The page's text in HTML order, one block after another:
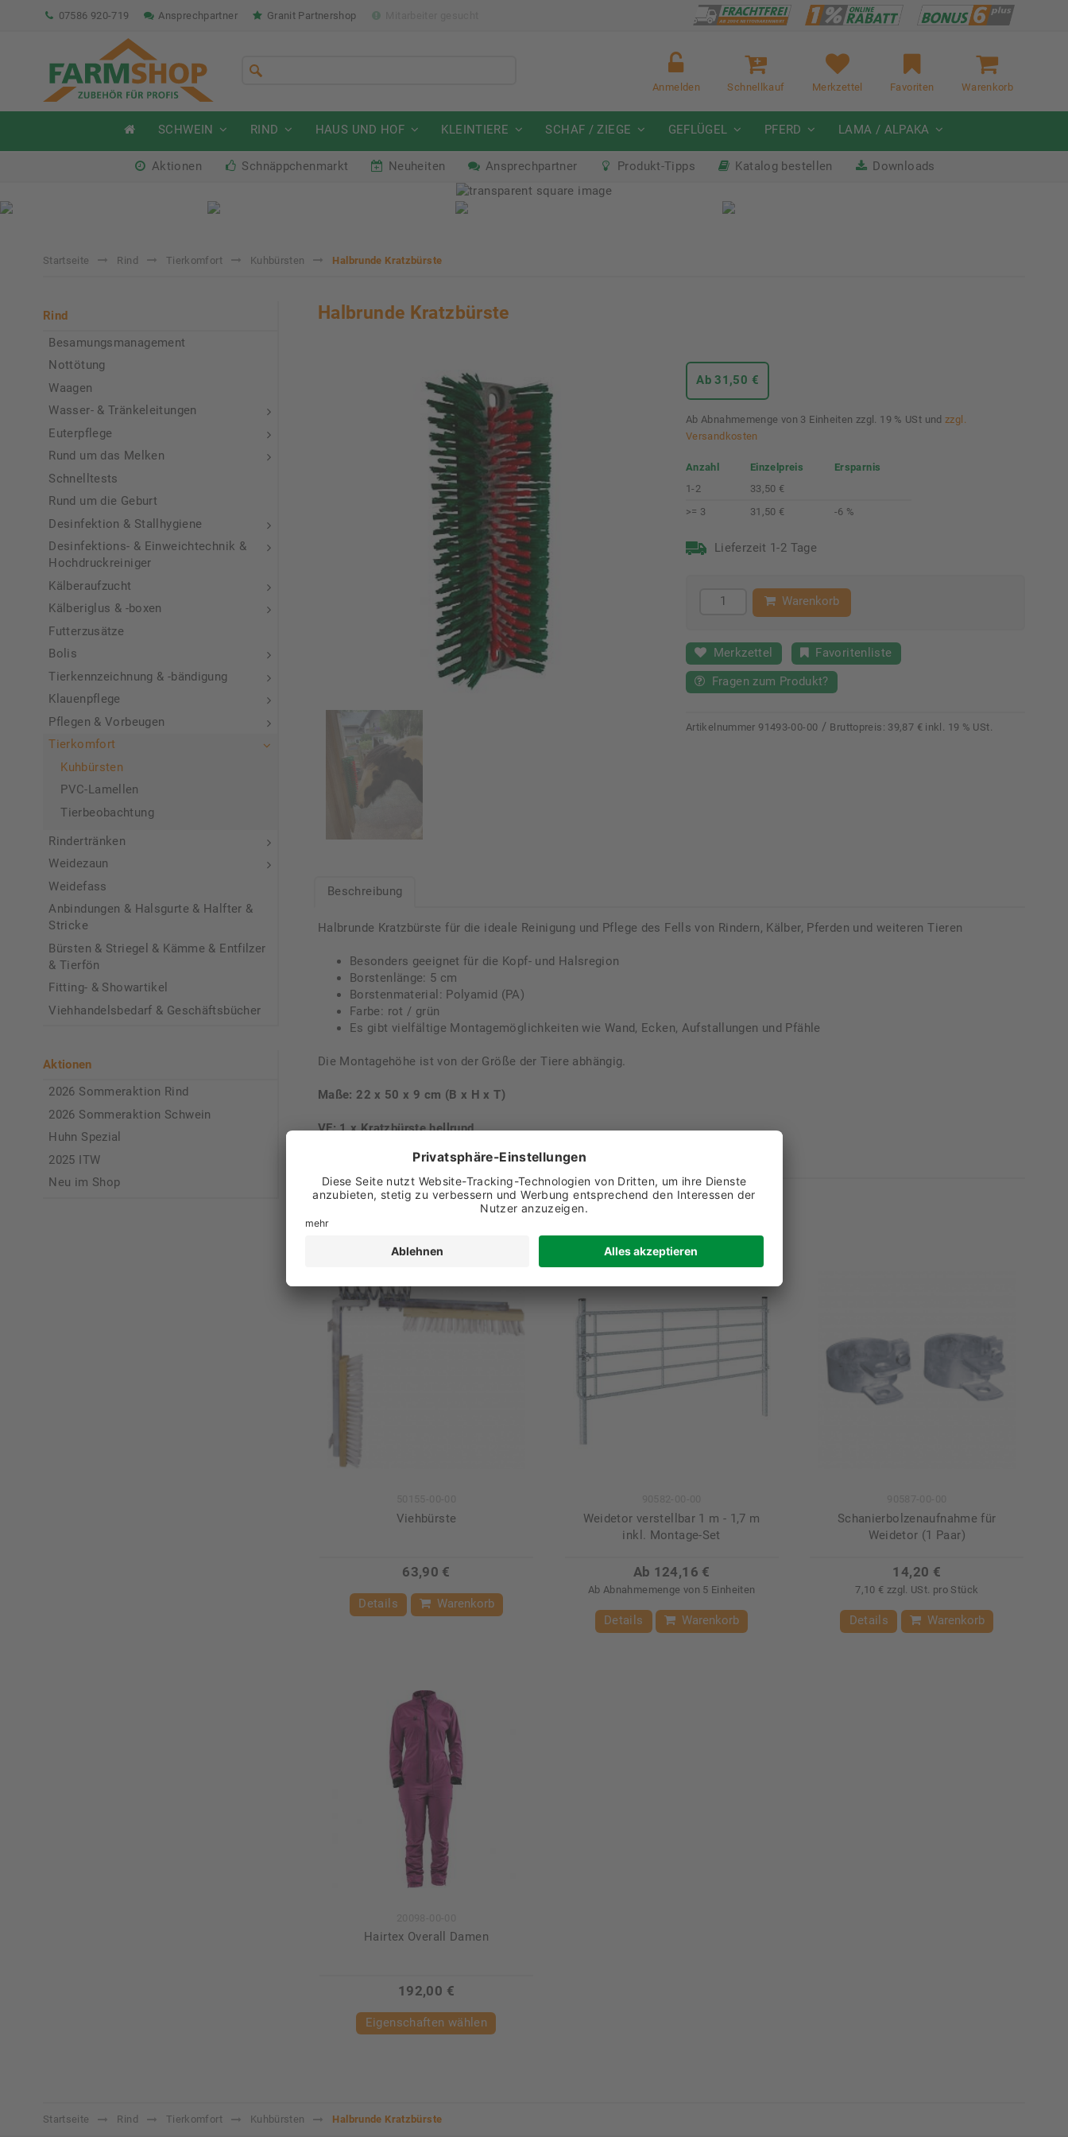
07586 920-719 Ansprechpartner Granit Partnershop
Anmelden Schnellkauf Merkzettel Favoriten Warenkorb
SCHWEIN RIND HAUS UND HOF KLEINTIERE SCHAF / ZIEGE GEFLÜGEL PFERD LAMA / ALPAKA
Aktionen Schnäppchenmarkt Neuheiten Ansprechpartner Produkt-Tipps Katalog bestellen Downloads
Sommeraktion Rind
Startseite Rind Tierkomfort Kuhbürsten Halbrunde Kratzbürste
Rind
Besamungsmanagement
Nottötung
Waagen
Wasser- & Tränkeleitungen
Euterpflege
Rund um das Melken
Schnelltests
Rund um die Geburt
Desinfektion & Stallhygiene
Desinfektions- & Einweichtechnik &
Hochdruckreiniger
Kälberaufzucht
Kälberiglus & -boxen
Futterzusätze
Bolis
Tierkennzeichnung & -bändigung
Klauenpflege
Pflegen & Vorbeugen
Tierkomfort
Kuhbürsten
PVC-Lamellen
Tierbeobachtung
Rindertränken
Weidezaun
Weidefass
Anbindungen & Halsgurte & Halfter &
Stricke
Bürsten & Striegel & Kämme & Entfilzer
& Tierfön
Fitting- & Showartikel
Viehhandelsbedarf & Geschäftsbücher
Aktionen
2026 Sommeraktion Rind
2026 Sommeraktion Schwein
Huhn Spezial
2025 ITW
Neu im Shop
Halbrunde Kratzbürste
Ab 31,50 €
Ab Abnahmemenge von 3 Einheiten zzgl. 19 % USt undzzgl.
Versandkosten
Anzahl Einzelpreis
Ersparnis
1-2
33,50 €
>= 3
31,50 € -6 %
Lieferzeit 1-2 Tage
Warenkorb
Merkzettel
Favoritenliste
Fragen zum Produkt?
Artikelnummer 91493-00-00 / Bruttopreis: 39,87 € inkl. 19 % USt.
Beschreibung
Halbrunde Kratzbürste für die ideale Reinigung und Pflege des Fells von Rindern, Kälber, Pferden und weiteren Tieren
Besonders geeignet für die Kopf- und Halsregion
Borstenlänge: 5 cm
Borstenmaterial: Polyamid (PA)
Farbe: rot / grün
Es gibt vielfältige Montagemöglichkeiten wie Wand, Ecken, Aufstallungen und Pfähle
Die Montagehöhe ist von der Größe der Tiere abhängig.
Maße: 22 x 50 x 9 cm (B x H x T)
VE: 1 x Kratzbürste hellrund
Unsere Empfehlungen
Viehbürste
63,90 €
Details Warenkorb
Weidetor verstellbar 1 m - 1,7 m
inkl. Montage-Set
Ab 124,16 €
Ab Abnahmemenge von 5 Einheiten
Details Warenkorb
Schanierbolzenaufnahme für
Weidetor (1 Paar)
14,20 €
7,10 € zzgl. USt. pro Stück
Details Warenkorb
Hairtex Overall Damen
192,00 €
Eigenschaften wählen
Startseite Rind Tierkomfort Kuhbürsten Halbrunde Kratzbürste